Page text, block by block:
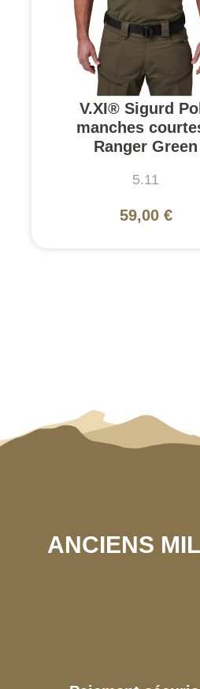
V.XI® Sigurd
manches
Ranger Green
5.11
59,00 €
ANCIENS